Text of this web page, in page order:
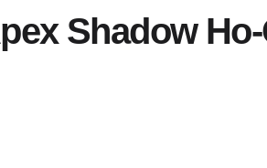
Shadow